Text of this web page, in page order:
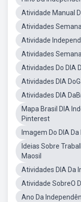
Atividade Manual
Atividades
Atividade
Atividades
Atividades Do DIA
Atividades DIA
Atividades DIA
Mapa Brasil DIA
Pinterest
Imagem Do DIA
Ideias Sobre
Maosil
Atividades DIA Da
Atividade SobreO
Ano Da